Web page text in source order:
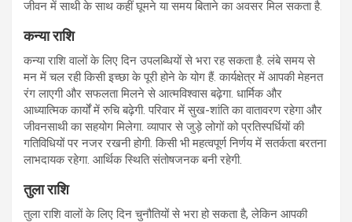
जीवन में साथी के साथ कहीं घूमने या समय बिताने का अवसर मिल सकता है.
कन्या राशि
कन्या राशि वालों के लिए दिन उपलब्धियों से भरा रह सकता है. लंबे समय से
मन में चल रही किसी इच्छा के पूरी होने के योग हैं. कार्यक्षेत्र में आपकी मेहनत
रंग लाएगी और सफलता मिलने से आत्मविश्वास बढ़ेगा. धार्मिक और
आध्यात्मिक कार्यों में रुचि बढ़ेगी. परिवार में सुख-शांति का वातावरण रहेगा और
जीवनसाथी का सहयोग मिलेगा. व्यापार से जुड़े लोगों को प्रतिस्पर्धियों की
गतिविधियों पर नजर रखनी होगी. किसी भी महत्वपूर्ण निर्णय में सतर्कता बरतना
लाभदायक रहेगा. आर्थिक स्थिति संतोषजनक बनी रहेगी.
तुला राशि
तुला राशि वालों के लिए दिन चुनौतियों से भरा हो सकता है, लेकिन आपकी